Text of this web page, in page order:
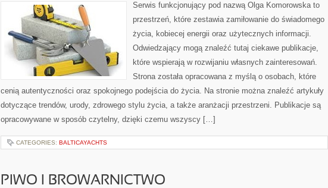
Serwis funkcjonujący pod nazwą Olga Komorowska to
przestrzeń, które zestawia zamiłowanie do świadomego
życia, kobiecej energii oraz użytecznych informacji.
Odwiedzający mogą znaleźć tutaj ciekawe publikacje,
które wspierają w rozwijaniu własnych zainteresowań.
Strona została opracowana z myślą o osobach, które
cenią autentyczności oraz spokojnego podejścia do życia. Na stronie można znaleźć artykuły
dotyczące trendów, urody, zdrowego stylu życia, a także aranżacji przestrzeni. Publikacje są
opracowywane w sposób czytelny, dzięki czemu wszyscy […]
CATEGORIES: BALTICAYACHTS
PIWO I BROWARNICTWO